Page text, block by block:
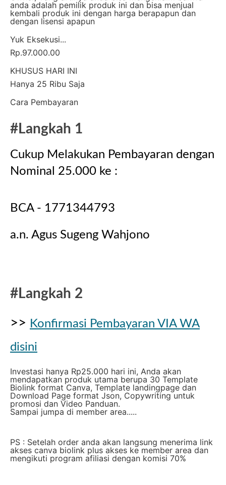
anda adalah pemilik produk ini dan bisa menjual
kembali produk ini dengan harga berapapun dan
dengan lisensi apapun
Yuk Eksekusi...
Rp.97.000.00
KHUSUS HARI INI
Hanya 25 Ribu Saja
Cara Pembayaran
#Langkah 1
Cukup Melakukan Pembayaran dengan
Nominal 25.000 ke :
BCA - 1771344793
a.n. Agus Sugeng Wahjono
#Langkah 2
>> Konfirmasi Pembayaran VIA WA
disini
Investasi hanya Rp25.000 hari ini, Anda akan
mendapatkan produk utama berupa 30 Template
Biolink format Canva, Template landingpage dan
Download Page format Json, Copywriting untuk
promosi dan Video Panduan.
Sampai jumpa di member area.....
PS : Setelah order anda akan langsung menerima link
akses canva biolink plus akses ke member area dan
mengikuti program afiliasi dengan komisi 70%